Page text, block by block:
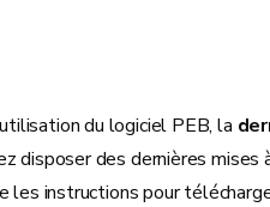
du logiciel PEB, la
disposer des dernières mises
les instructions pour